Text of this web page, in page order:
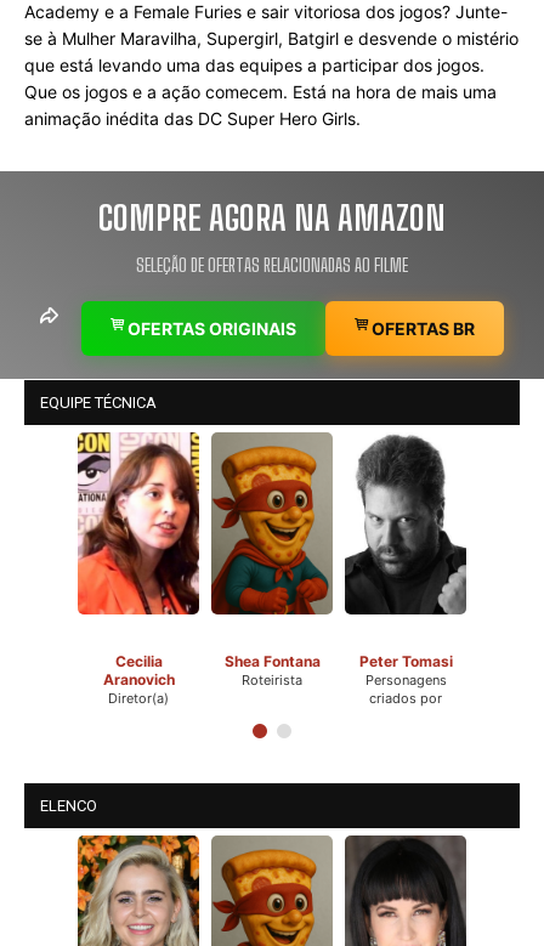
Academy e a Female Furies e sair vitoriosa dos jogos? Junte-
se à Mulher Maravilha, Supergirl, Batgirl e desvende o mistério
que está levando uma das equipes a participar dos jogos.
Que os jogos e a ação comecem. Está na hora de mais uma
animação inédita das DC Super Hero Girls.
COMPRE AGORA NA AMAZON
SELEÇÃO DE OFERTAS RELACIONADAS AO FILME
OFERTAS ORIGINAIS OFERTAS BR
EQUIPE TÉCNICA
Cecilia
Aranovich
Diretor(a)
Shea Fontana
Roteirista
Peter Tomasi
Personagens
criados por
ELENCO